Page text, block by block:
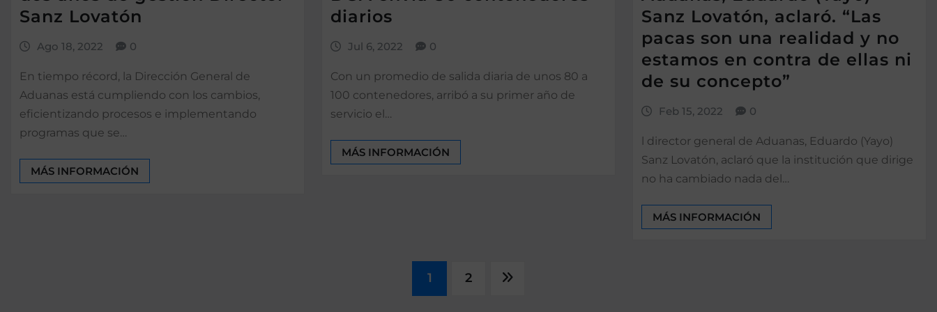
Sanz Lovatón
Ago 18, 2022 0
En tiempo récord, la Dirección General de
Aduanas está cumpliendo con los cambios,
eficientizando procesos e implementando
programas que se…
MÁS INFORMACIÓN
diarios
Jul 6, 2022 0
Con un promedio de salida diaria de unos 80 a
100 contenedores, arribó a su primer año de
servicio el…
MÁS INFORMACIÓN
Sanz Lovatón, aclaró. “Las
pacas son una realidad y no
estamos en contra de ellas ni
de su concepto”
Feb 15, 2022 0
l director general de Aduanas, Eduardo (Yayo)
Sanz Lovatón, aclaró que la institución que dirige
no ha cambiado nada del…
MÁS INFORMACIÓN
1 2